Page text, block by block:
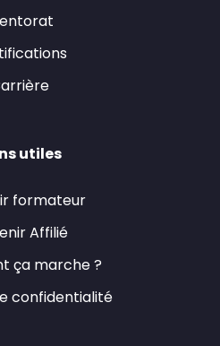
utiles
formateur
Affilié
ça marche ?
confidentialité